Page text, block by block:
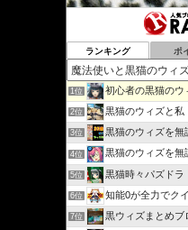
ランキング ポ
1位 初心者の黒猫のウィズ
2位 黒猫のウィズと私
3位 黒猫のウィズを無
4位 黒猫のウィズを無
5位 黒猫時々パズド
6位 知能0が全力でク
7位 黒ウィズまとめブ